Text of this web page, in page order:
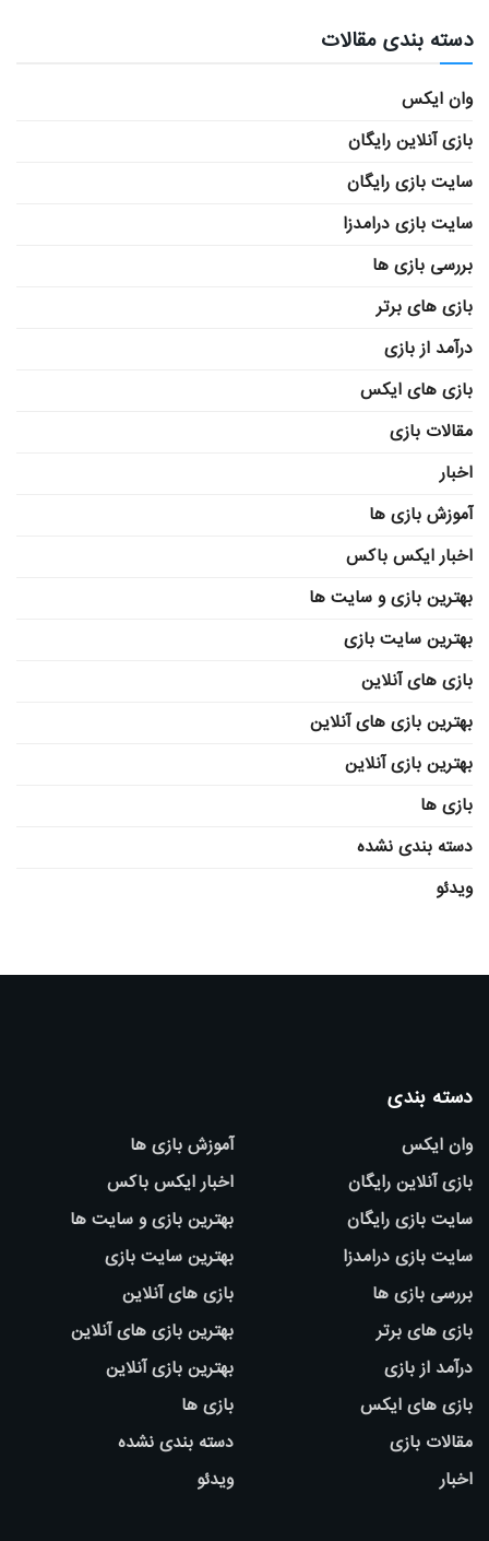
دسته بندی مقالات
وان ایکس
بازی آنلاین رایگان
سایت بازی رایگان
سایت بازی درامدزا
بررسی بازی ها
بازی های برتر
درآمد از بازی
بازی های ایکس
مقالات بازی
اخبار
آموزش بازی ها
اخبار ایکس باکس
بهترین بازی و سایت ها
بهترین سایت بازی
بازی های آنلاین
بهترین بازی های آنلاین
بهترین بازی آنلاین
بازی ها
دسته بندی نشده
ویدئو
دسته بندی
وان ایکس
بازی آنلاین رایگان
سایت بازی رایگان
سایت بازی درامدزا
بررسی بازی ها
بازی های برتر
درآمد از بازی
بازی های ایکس
مقالات بازی
اخبار
آموزش بازی ها
اخبار ایکس باکس
بهترین بازی و سایت ها
بهترین سایت بازی
بازی های آنلاین
بهترین بازی های آنلاین
بهترین بازی آنلاین
بازی ها
دسته بندی نشده
ویدئو